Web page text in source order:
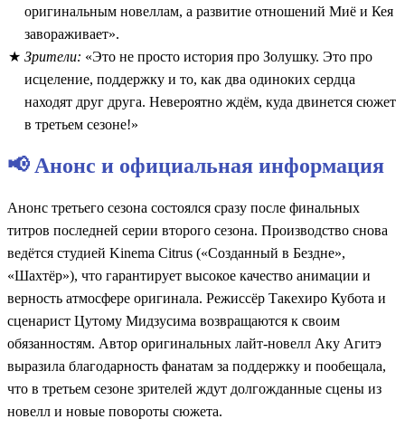
оригинальным новеллам, а развитие отношений Миё и Кея
завораживает».
Зрители: «Это не просто история про Золушку. Это про
исцеление, поддержку и то, как два одиноких сердца
находят друг друга. Невероятно ждём, куда двинется сюжет
в третьем сезоне!»
📢 Анонс и официальная информация
Анонс третьего сезона состоялся сразу после финальных
титров последней серии второго сезона. Производство снова
ведётся студией Kinema Citrus («Созданный в Бездне»,
«Шахтёр»), что гарантирует высокое качество анимации и
верность атмосфере оригинала. Режиссёр Такехиро Кубота и
сценарист Цутому Мидзусима возвращаются к своим
обязанностям. Автор оригинальных лайт-новелл Аку Агитэ
выразила благодарность фанатам за поддержку и пообещала,
что в третьем сезоне зрителей ждут долгожданные сцены из
новелл и новые повороты сюжета.